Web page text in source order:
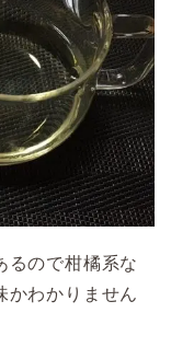
るので柑橘系な
かわかりません